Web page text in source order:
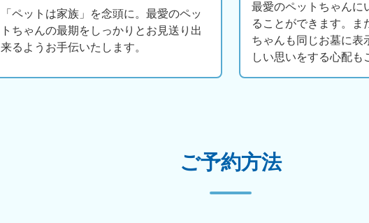
「ペットは家族」を念頭に。最愛のペッ
トちゃんの最期をしっかりとお見送り出
来るようお手伝いたします。
最愛のペットちゃんに
ることができます。ま
ちゃんも同じお墓に表
しい思いをする心配も
ご予約方法